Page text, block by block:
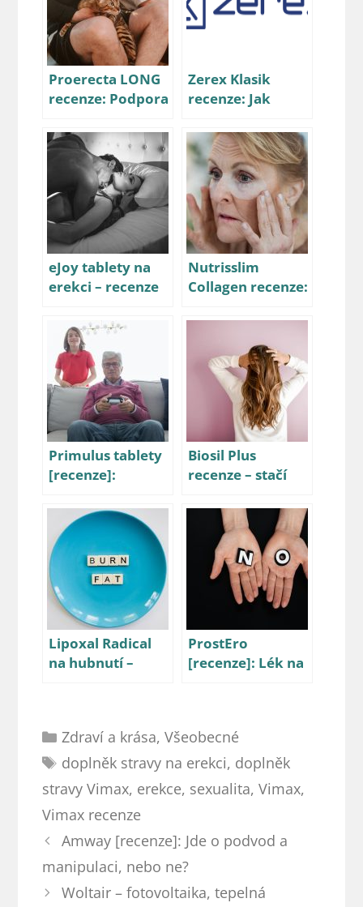
Proerecta LONG
recenze: Podpora
multivitamin?
Zerex Klasik
recenze: Jak
eJoy tablety na
erekci – recenze
Nutrisslim
Collagen recenze:
zkusit?
Primulus tablety
[recenze]:
zpátky ztracený
testosteron?
Biosil Plus
recenze – stačí
pozitivní účinky
na vlasy?
Lipoxal Radical
na hubnutí –
ProstEro
[recenze]: Lék na
Rubriky
Zdraví a krása,Všeobecné
Štítky
doplněk stravy na erekci, doplněk
stravy Vimax, erekce, sexualita,Vimax,
Vimax recenze
Navigace
příspěvků
Amway [recenze]: Jde o podvod a
manipulaci, nebo ne?
Woltair – fotovoltaika, tepelná